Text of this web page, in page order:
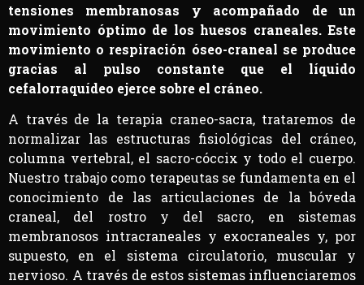
tensiones membranosas y acompañado de un
movimiento óptimo de los huesos craneales. Este
movimiento o respiración óseo-craneal se produce
gracias al pulso constante que el líquido
cefalorraquídeo ejerce sobre el cráneo.
A través de la terapia craneo-sacra, trataremos de
normalizar las estructuras fisiológicas del cráneo,
columna vertebral, el sacro-cóccix y todo el cuerpo.
Nuestro trabajo como terapeutas se fundamenta en el
conocimiento de las articulaciones de la bóveda
craneal, del rostro y del sacro, en sistemas
membranosos intracraneales y exocraneales y, por
supuesto, en el sistema circulatorio, muscular y
nervioso. A través de estos sistemas influenciaremos